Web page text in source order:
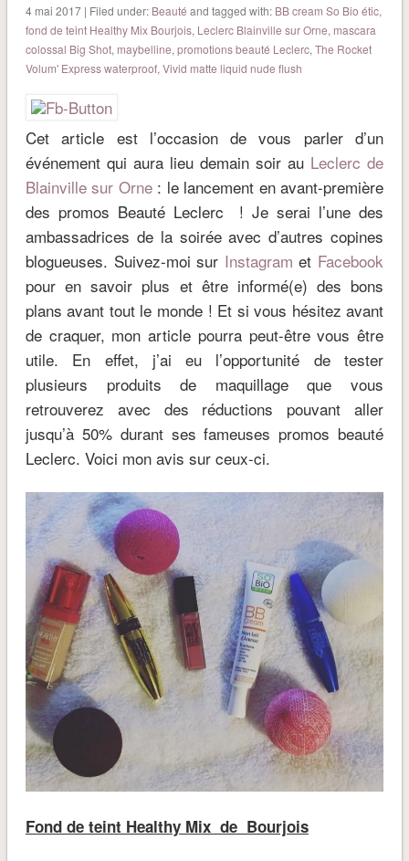
4 mai 2017 | Filed under: Beauté and tagged with: BB cream So Bio étic,
fond de teint Healthy Mix Bourjois, Leclerc Blainville sur Orne, mascara
colossal Big Shot, maybelline, promotions beauté Leclerc, The Rocket
Volum' Express waterproof, Vivid matte liquid nude flush
Cet article est l’occasion de vous parler d’un
événement qui aura lieu demain soir au Leclerc de
Blainville sur Orne: le lancement en avant-première
des promos Beauté Leclerc ! Je serai l’une des
ambassadrices de la soirée avec d’autres copines
blogueuses. Suivez-moi sur Instagram et Facebook
pour en savoir plus et être informé(e) des bons
plans avant tout le monde ! Et si vous hésitez avant
de craquer, mon article pourra peut-être vous être
utile. En effet, j’ai eu l’opportunité de tester
plusieurs produits de maquillage que vous
retrouverez avec des réductions pouvant aller
jusqu’à 50% durant ses fameuses promos beauté
Leclerc. Voici mon avis sur ceux-ci.
Fond de teint Healthy Mix de Bourjois